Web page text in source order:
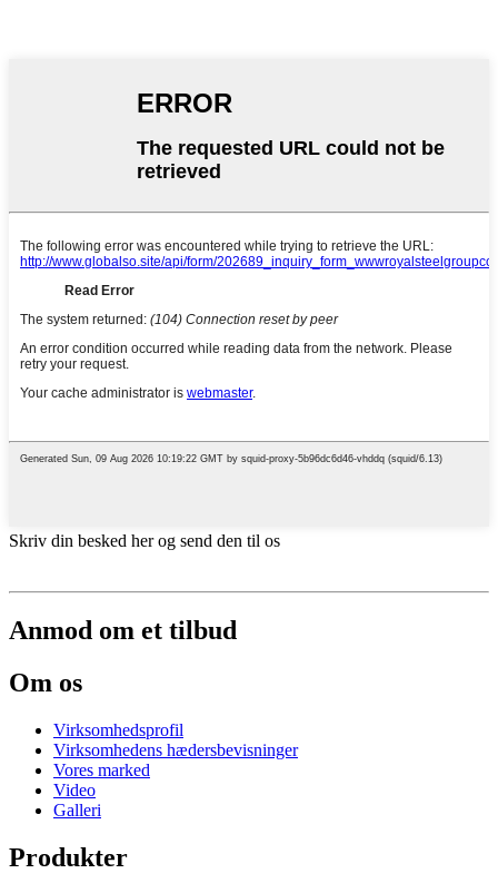
Skriv din besked her og send den til os
Anmod om et tilbud
Om os
Virksomhedsprofil
Virksomhedens hædersbevisninger
Vores marked
Video
Galleri
Produkter